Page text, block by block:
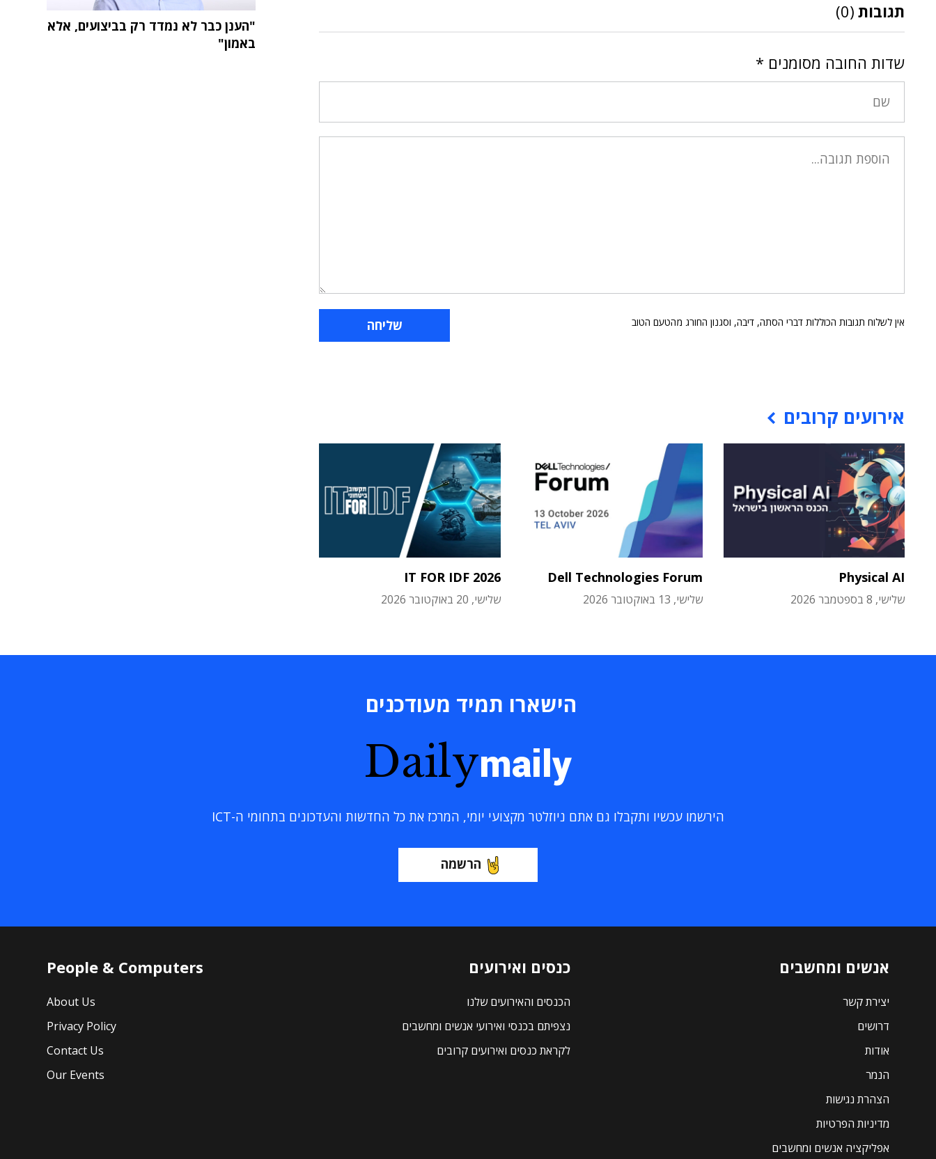
תגובות (0)
שדות החובה מסומנים *
אין לשלוח תגובות הכוללות דברי הסתה, דיבה, וסגנון החורג מהטעם הטוב
אירועים קרובים
Physical AI
שלישי, 8 בספטמבר 2026
Dell Technologies Forum
שלישי, 13 באוקטובר 2026
IT FOR IDF 2026
שלישי, 20 באוקטובר 2026
"הענן כבר לא נמדד רק בביצועים, אלא
באמון"
הישארו תמיד מעודכנים
Dailymaily
הירשמו עכשיו ותקבלו גם אתם ניוזלטר מקצועי יומי, המרכז את כל החדשות והעדכונים בתחומי ה-ICT
הרשמה
אנשים ומחשבים
יצירת קשר
דרושים
אודות
הנמר
הצהרת נגישות
מדיניות הפרטיות
אפליקציה אנשים ומחשבים
כנסים ואירועים
הכנסים והאירועים שלנו
נצפיתם בכנסי ואירועי אנשים ומחשבים
לקראת כנסים ואירועים קרובים
People & Computers
About Us
Privacy Policy
Contact Us
Our Events